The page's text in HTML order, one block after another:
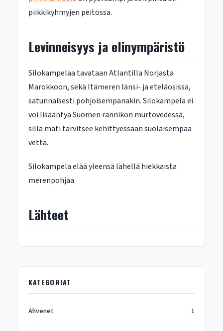
piikkikyhmyjen peitossa.
Levinneisyys ja elinympäristö
Silokampelaa tavataan Atlantilla Norjasta
Marokkoon, sekä Itämeren länsi- ja eteläosissa,
satunnaisesti pohjoisempanakin. Silokampela ei
voi lisääntyä Suomen rannikon murtovedessä,
sillä mäti tarvitsee kehittyessään suolaisempaa
vettä.
Silokampela elää yleensä lähellä hiekkaista
merenpohjaa.
Lähteet
KATEGORIAT
Ahvenet 1